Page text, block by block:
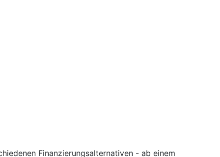
Finanzierungsalternativen - ab einem